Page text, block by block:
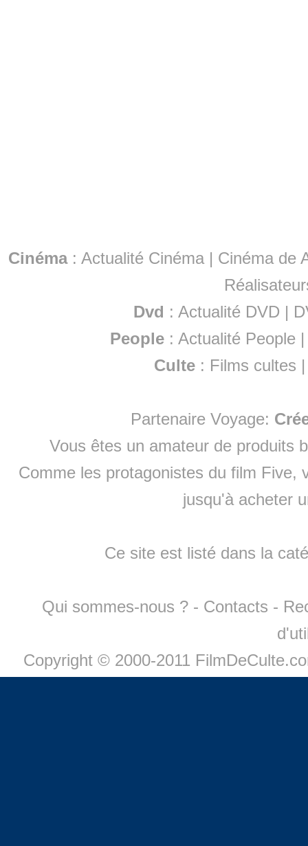
Cinéma: Actualité Cinéma | Cinéma de
Dvd : Actualité DVD |
People :Actualité People
Culte : Films cultes
Partenaire Voyage:
Vous êtes un amateur de produits
Comme les protagonistes du film Five,
jusqu'à acheter
Ce site est listé dans la
Qui sommes-nous ? - Contacts -
Copyright © 2000-2011